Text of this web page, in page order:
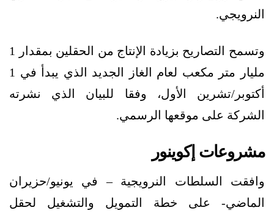
النرويجي.
وتسمح التصاريح بزيادة الإنتاج من الحقلين بمقدار 1
مليار متر مكعب لعام الغاز الجديد الذي يبدأ في 1
أكتوبر/تشرين الأول، وفقا للبيان الذي نشرته
الشركة على موقعها الرسمي.
مشروعات إكوينور
وافقت السلطات النرويجية – في يونيو/حزيران
الماضي- على خطة التمويل والتشغيل لحقل